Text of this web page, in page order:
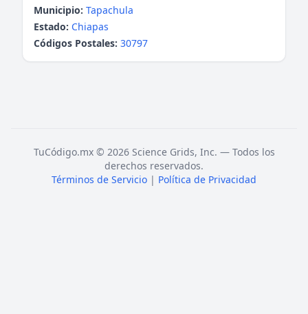
Municipio: Tapachula
Estado: Chiapas
Códigos Postales: 30797
TuCódigo.mx © 2026 Science Grids, Inc. — Todos los
derechos reservados.
Términos de Servicio | Política de Privacidad